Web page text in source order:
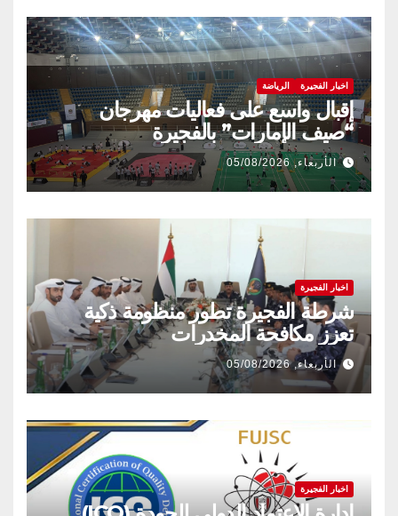
اخبار الفجيرة الرياضة
إقبال واسع على فعاليات مهرجان
“صيف الإمارات” بالفجيرة
الأربعاء, 05/08/2026
اخبار الفجيرة
شرطة الفجيرة تطور منظومة ذكية
تعزز مكافحة المخدرات
الأربعاء, 05/08/2026
اخبار الفجيرة